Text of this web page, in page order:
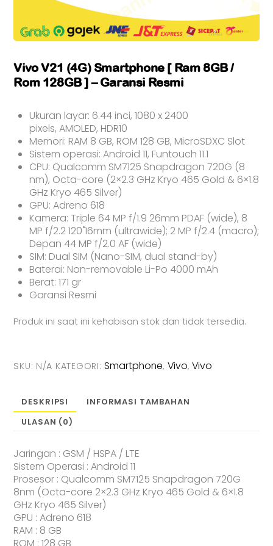
Vivo V21 (4G) Smartphone [ Ram 8GB /
Rom 128GB ] – Garansi Resmi
Ukuran layar: 6.44 inci, 1080 x 2400
pixels, AMOLED, HDR10
Memori: RAM 8 GB, ROM 128 GB, MicroSDXC Slot
Sistem operasi: Android 11, Funtouch 11.1
CPU: Qualcomm SM7125 Snapdragon 720G (8
nm), Octa-core (2×2.3 GHz Kryo 465 Gold & 6×1.8
GHz Kryo 465 Silver)
GPU: Adreno 618
Kamera: Triple 64 MP f/1.9 26mm PDAF (wide), 8
MP f/2.2 120˚16mm (ultrawide); 2 MP f/2.4 (macro);
Depan 44 MP f/2.0 AF (wide)
SIM: Dual SIM (Nano-SIM, dual stand-by)
Baterai: Non-removable Li-Po 4000 mAh
Berat: 171 gr
Garansi Resmi
Produk ini saat ini kehabisan stok dan tidak tersedia.
SKU: N/A KATEGORI:Smartphone, Vivo,Vivo
DESKRIPSI
INFORMASI TAMBAHAN
ULASAN (0)
Jaringan : GSM / HSPA / LTE
Sistem Operasi : Android 11
Prosesor : Qualcomm SM7125 Snapdragon 720G
8nm (Octa-core 2×2.3 GHz Kryo 465 Gold & 6×1.8
GHz Kryo 465 Silver)
GPU : Adreno 618
RAM : 8 GB